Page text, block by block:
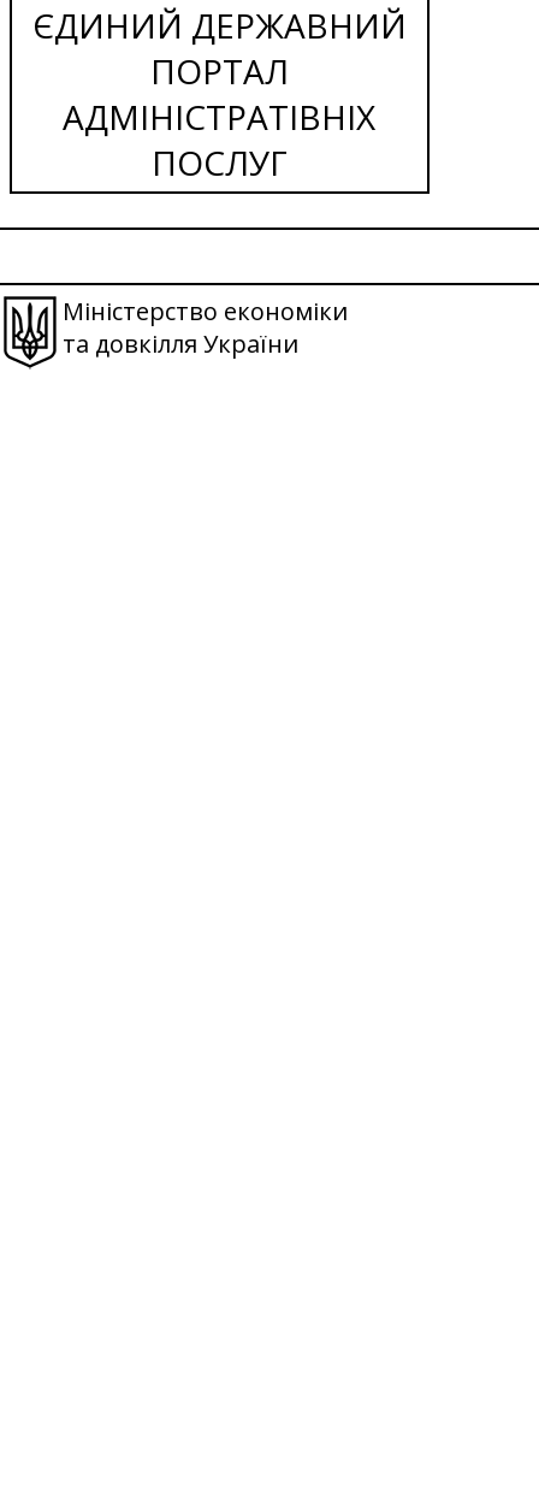
ЄДИНИЙ ДЕРЖАВНИЙ
ПОРТАЛ
АДМІНІСТРАТІВНІХ
ПОСЛУГ
Міністерство економіки
та довкілля України